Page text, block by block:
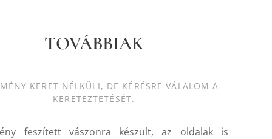
TOVÁBBIAK
KERET NÉLKÜLI, DE KÉRÉSRE VÁLALOM A
KERETEZTETÉSÉT.
feszített vászonra készült, az oldalak is